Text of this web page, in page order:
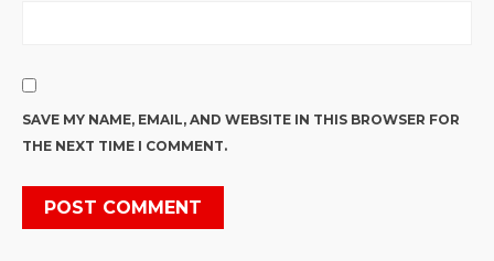
SAVE MY NAME, EMAIL, AND WEBSITE IN THIS BROWSER FOR
THE NEXT TIME I COMMENT.